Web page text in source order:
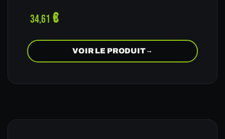
34,61 €
VOIR LE PRODUIT→